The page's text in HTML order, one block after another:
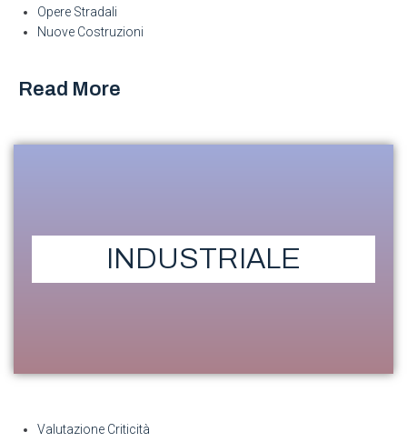
Opere Stradali
Nuove Costruzioni
Read More
INDUSTRIALE
Valutazione Criticità